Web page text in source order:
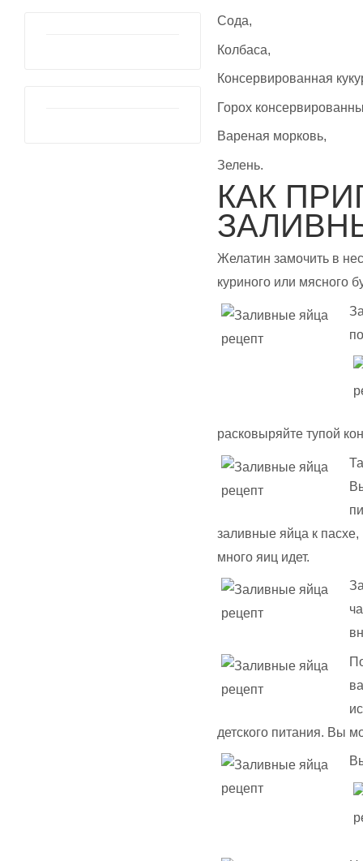
Сода,
Колбаса,
Консервированная
Горох
Вареная морковь,
Зелень.
КАК
Желатин замочить в
куриного или мясного
расковыряйте тупой
заливные яйца к пасхе,
много яиц идет.
детского питания. Вы